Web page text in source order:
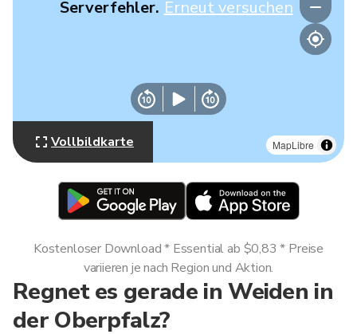
MapLibre
Serverfehler. Erneut versuchen
Vollbildkarte
Regnet es gerade in Weiden in
der Oberpfalz?
Kostenloser Download * Essential ab $0,83 * Preise
variieren je nach Region und Aktion.